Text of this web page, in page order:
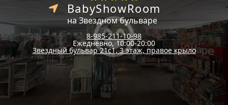
BabyShowRoom
на Звездном бульваре
8-985-211-10-98
Ежедневно, 10:00-20:00
Звездный бульвар 21с1, 3 этаж, правое крыло